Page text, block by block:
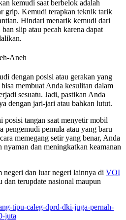
kemudi saat berbelok adalah
grip. Kemudi terapkan teknik tarik
Hindari menarik kemudi dari
slip atau pecah karena dapat
Aneh
dengan posisi atau gerakan yang
membuat Anda kesulitan dalam
sesuatu. Jadi, pastikan Anda
dengan jari-jari atau bahkan lutut.
posisi tangan saat menyetir mobil
pengemudi pemula atau yang baru
memegang setir yang benar, Anda
dan meningkatkan keamanan
dan luar negeri lainnya di VOI
terupdate nasional maupun